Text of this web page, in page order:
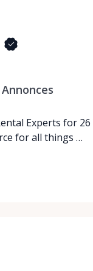
Annonces
Experts for
for all things …